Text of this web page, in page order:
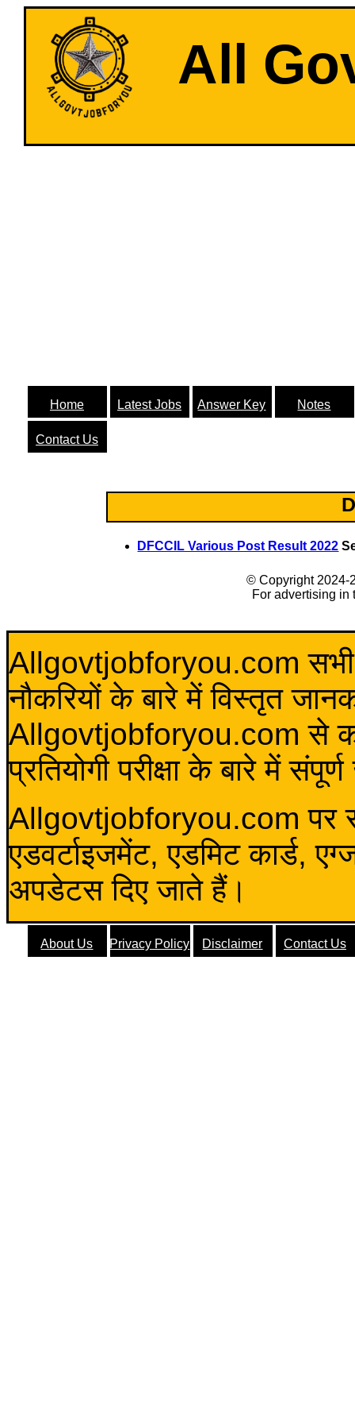
All
Home Latest Jobs Answer Key Notes
Contact Us
DFCCIL Various Post Result 2022
© Copyright 2024-
For advertising
Allgovtjobforyou.com सभी
नौकरियों के बारे में विस्तृत
Allgovtjobforyou.com से कोई
प्रतियोगी परीक्षा के बारे में
Allgovtjobforyou.com पर
एडवर्टाइजमेंट, एडमिट कार्ड,
अपडेटस दिए जाते हैं।
About Us Privacy Policy Disclaimer Contact Us